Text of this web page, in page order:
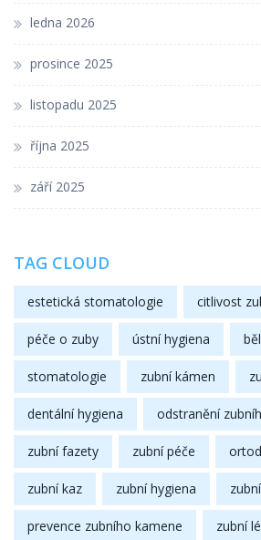
ledna 2026
prosince 2025
listopadu 2025
října 2025
září 2025
TAG CLOUD
estetická stomatologie citlivost
péče o zuby ústní hygiena
stomatologie zubní kámen
dentální hygiena odstranění
zubní fazety zubní péče
zubní kaz zubní hygiena
prevence zubního kamene zubní